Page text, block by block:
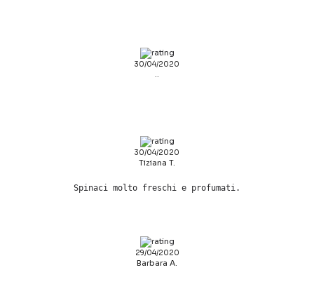
30/04/2020
..
30/04/2020
Tiziana T.
Spinaci molto freschi e profumati.
29/04/2020
Barbara A.